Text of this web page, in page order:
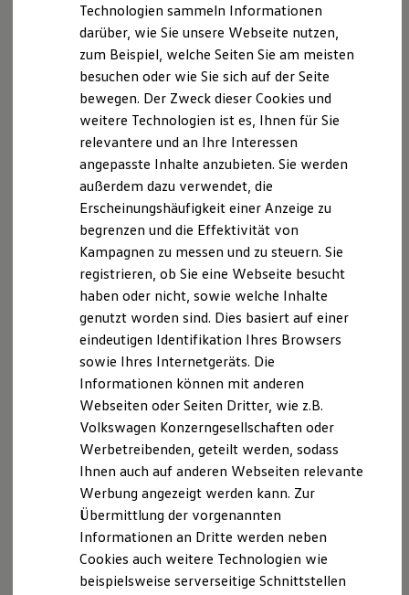
Nachhaltigkeit
Technologie
Kosten und Kauf
Verbrauchskosten
Kaufoptionen
E-Auto-Förderung
Software und Konnektivität
Die ID. Software 6
ID. Software Versionen und Updates
Digitale Extras
Schnittstellen zu Ihrem ID.
Marke und Erlebnis
Volkswagen R und R Experience
R-Modelle
R Experience
Driving Experience
Volkswagen entdecken
Werkbesichtigung
Lifestyle Shop
T-Roc Kollektion
Golf Kollektion
Volkswagen Kollektion
R-Kollektion
GTI Kollektion
Fußball Drop
we drive football
#wedriveproud
Besitzer und Service
myVolkswagen
Software Updates
Service und Ersatzteile
Inspektion und HU/AU
, 2 von 2
FAQrund um die
Bremsflüssigkeit
Was bringt die Bremsflüssigkeit?
Die Bremsflüssigkeit ist dafür verantwortlich, dass der
Druck, der aufs Bremspedal ausgeübt wird, an die Bremsen
weitergegeben wird. Nur so kommt Ihr Auto zum Stehen.
Die Bremsflüssigkeit muss dabei hohe Anforderungen
Auch bei Kälte flüssig:
Bremsflüssigkeit darf auch bei starkem Frost
weder einfrieren noch zäh werden.
Bindet Feuchtigkeit:
Bremsflüssigkeit ist hygroskopisch, d. h. sie
nimmt Wasser auf und kann so verhindern, dass
Technologien sammeln Informationen
darüber, wie Sie unsere Webseite nutzen,
zum Beispiel, welche Seiten Sie am meisten
besuchen oder wie Sie sich auf der Seite
bewegen. Der Zweck dieser Cookies und
weitere Technologien ist es, Ihnen für Sie
relevantere und an Ihre Interessen
angepasste Inhalte anzubieten. Sie werden
außerdem dazu verwendet, die
Erscheinungshäufigkeit einer Anzeige zu
begrenzen und die Effektivität von
Kampagnen zu messen und zu steuern. Sie
registrieren, ob Sie eine Webseite besucht
haben oder nicht, sowie welche Inhalte
genutzt worden sind. Dies basiert auf einer
eindeutigen Identifikation Ihres Browsers
sowie Ihres Internetgeräts. Die
Informationen können mit anderen
Webseiten oder Seiten Dritter, wie z.B.
Volkswagen Konzerngesellschaften oder
Werbetreibenden, geteilt werden, sodass
Ihnen auch auf anderen Webseiten relevante
Werbung angezeigt werden kann. Zur
Übermittlung der vorgenannten
Informationen an Dritte werden neben
Cookies auch weitere Technologien wie
beispielsweise serverseitige Schnittstellen